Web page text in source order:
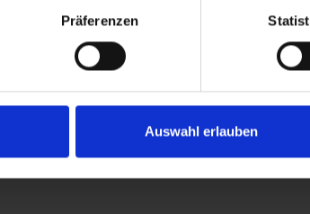
Präferenzen
Auswahl erlauben